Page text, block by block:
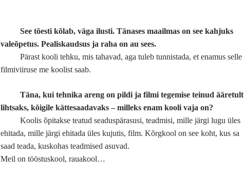
See tõesti kõlab, väga ilusti. Tänases maailmas on see kahjuks
valeõpetus. Pealiskaudsus ja raha on au sees.
Pärast kooli tehku, mis tahavad, aga tuleb tunnistada, et enamus selle
filmiviiruse me koolist saab.
Täna, kui tehnika areng on pildi ja filmi tegemise teinud ääretult
lihtsaks, kõigile kättesaadavaks – milleks enam kooli vaja on?
Koolis õpitakse teatud seaduspärasusi, teadmisi, mille järgi lugu üles
ehitada, mille järgi ehitada üles kujutis, film. Kõrgkool on see koht, kus sa
saad teada, kuskohas teadmised asuvad.
Meil on tööstuskool, rauakool…